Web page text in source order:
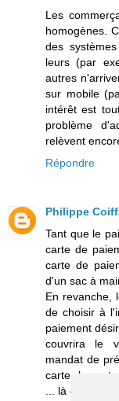
Les
homogènes.
des
leurs (par
autres
sur mobile
intérêt est
problème
relèvent
Répondre
Philippe
Tant que le
carte de
carte de
d'un sac à
En revanche,
de choisir à
paiement
couvrira le
mandat de
carte, le
... là on